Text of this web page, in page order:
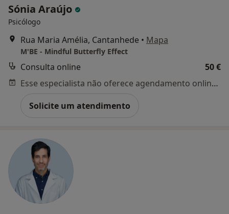
Sónia Araújo
Psicólogo
Rua Maria Amélia, Cantanhede • Mapa
M'BE - Mindful Butterfly Effect
Consulta online
50 €
Esse especialista não oferece agendamento online para esse endereço.
Solicite um atendimento